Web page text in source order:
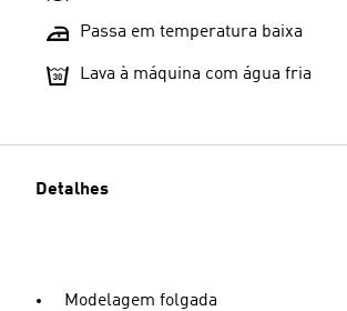
Passa em temperatura baixa
Lava à máquina com água fria
Detalhes
Modelagem folgada